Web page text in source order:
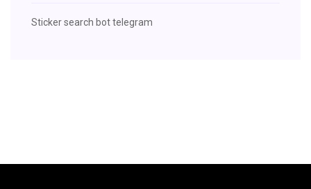
Sticker search bot telegram